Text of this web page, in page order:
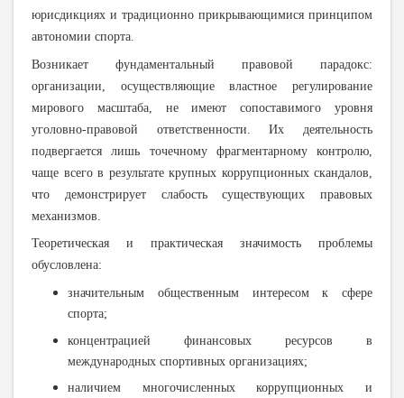
юрисдикциях и традиционно прикрывающимися принципом
автономии спорта.
Возникает фундаментальный правовой парадокс:
организации, осуществляющие властное регулирование
мирового масштаба, не имеют сопоставимого уровня
уголовно-правовой ответственности. Их деятельность
подвергается лишь точечному фрагментарному контролю,
чаще всего в результате крупных коррупционных скандалов,
что демонстрирует слабость существующих правовых
механизмов.
Теоретическая и практическая значимость проблемы
обусловлена:
значительным общественным интересом к сфере
спорта;
концентрацией финансовых ресурсов в
международных спортивных организациях;
наличием многочисленных коррупционных и